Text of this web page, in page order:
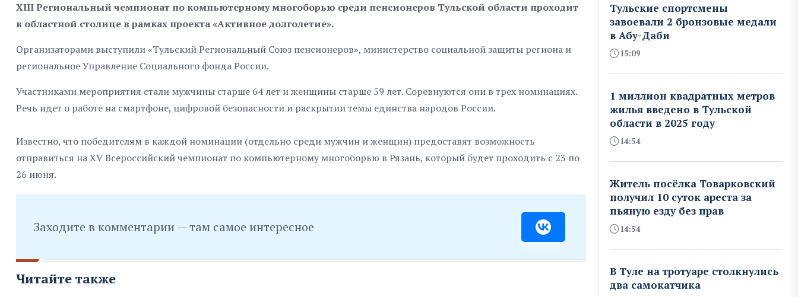
XIII Региональный чемпионат по компьютерному многоборью среди пенсионеров Тульской области проходит
в областной столице в рамках проекта «Активное долголетие».
Организаторами выступили «Тульский Региональный Союз пенсионеров», министерство социальной защиты региона и
региональное Управление Социального фонда России.
Участниками мероприятия стали мужчины старше 64 лет и женщины старше 59 лет. Соревнуются они в трех номинациях.
Речь идет о работе на смартфоне, цифровой безопасности и раскрытии темы единства народов России.
Известно, что победителям в каждой номинации (отдельно среди мужчин и женщин) предоставят возможность
отправиться на XV Всероссийский чемпионат по компьютерному многоборью в Рязань, который будет проходить с 23 по
26 июня.
Заходите в комментарии — там самое интересное
Читайте также
Тульские спортсмены
завоевали 2 бронзовые медали
в Абу-Даби
15:09
1 миллион квадратных метров
жилья введено в Тульской
области в 2025 году
14:54
Житель посёлка Товарковский
получил 10 суток ареста за
пьяную езду без прав
14:54
В Туле на тротуаре столкнулись
два самокатчика